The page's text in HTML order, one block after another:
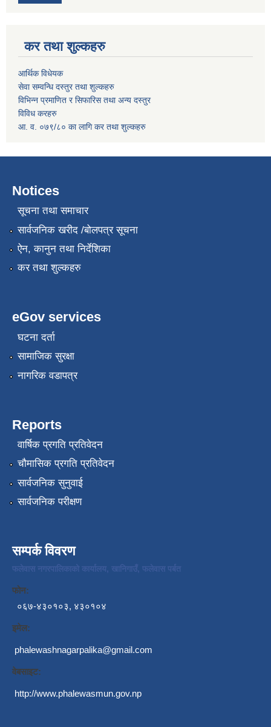
कर तथा शुल्कहरु
आर्थिक विधेयक
सेवा सम्वन्धि दस्तुर तथा शुल्कहरु
विभिन्न प्रमाणित र सिफारिस तथा अन्य दस्तुर
विविध करहरु
आ. व. ०७९/८० का लागि कर तथा शुल्कहरु
Notices
सूचना तथा समाचार
सार्वजनिक खरीद /बोलपत्र सूचना
ऐन, कानुन तथा निर्देशिका
कर तथा शुल्कहरु
eGov services
घटना दर्ता
सामाजिक सुरक्षा
नागरिक वडापत्र
Reports
वार्षिक प्रगति प्रतिवेदन
चौमासिक प्रगति प्रतिवेदन
सार्वजनिक सुनुवाई
सार्वजनिक परीक्षण
सम्पर्क विवरण
फलेवास नगरपालिकाको कार्यालय, खानिगाउँ, फलेवास पर्बत
फोन:
०६७-४३०१०३, ४३०१०४
इमेल:
phalewashnagarpalika@gmail.com
वेबसाइट:
http://www.phalewasmun.gov.np